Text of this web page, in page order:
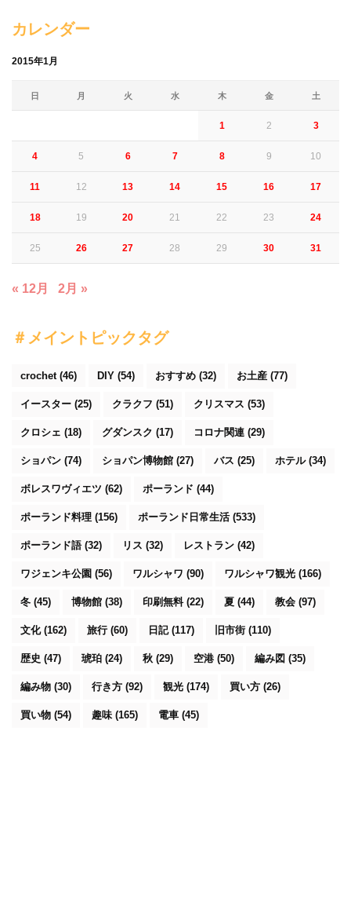
カレンダー
2015年1月
日 月 火 水 木 金 土
1 2 3
4 5 6 7 8 9 10
11 12 13 14 15 16 17
18 19 20 21 22 23 24
25 26 27 28 29 30 31
« 12月 2月 »
＃メイントピックタグ
crochet (46) DIY (54) おすすめ (32) お土産 (77)
イースター (25) クラクフ (51) クリスマス (53)
クロシェ (18) グダンスク (17) コロナ関連 (29)
ショパン (74) ショパン博物館 (27) バス (25) ホテル(34)
ボレスワヴィエツ (62) ポーランド (44)
ポーランド料理 (156) ポーランド日常生活(533)
ポーランド語(32) リス (32) レストラン (42)
ワジェンキ公園 (56) ワルシャワ (90) ワルシャワ観光 (166)
冬 (45) 博物館 (38) 印刷無料(22) 夏 (44) 教会 (97)
文化(162) 旅行 (60) 日記(117) 旧市街 (110)
歴史 (47) 琥珀 (24) 秋 (29) 空港 (50) 編み図 (35)
編み物 (30) 行き方 (92) 観光 (174) 買い方 (26)
買い物 (54) 趣味 (165) 電車 (45)